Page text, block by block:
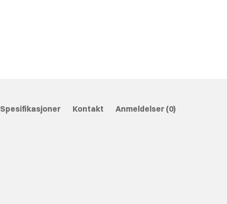
Spesifikasjoner Kontakt Anmeldelser (0)